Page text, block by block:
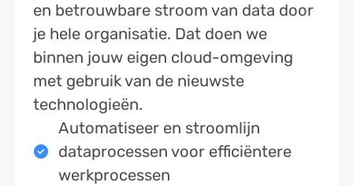
en betrouwbare stroom van data door
je hele organisatie. Dat doen we
binnen jouw eigen cloud-omgeving
met gebruik van de nieuwste
technologieën.
Automatiseer en stroomlijn
dataprocessen voor efficiëntere
werkprocessen